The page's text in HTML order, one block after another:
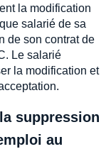
la modification
salarié de sa
de son contrat de
Le salarié
la modification et
suppression
au